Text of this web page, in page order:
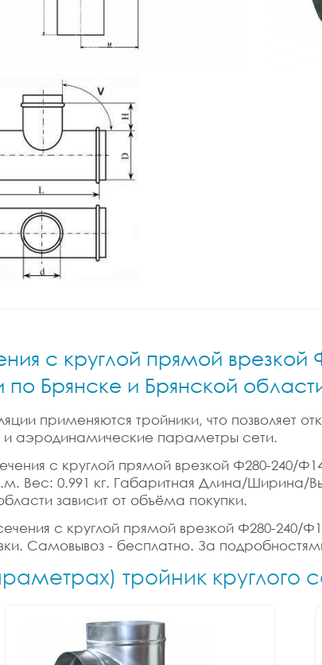
с круглой прямой
по Брянске и Брянской
применяются тройники, что позволяет
и аэродинамические параметры сети.
с круглой прямой врезкой Ф280-240/
Вес: 0.991 кг. Габаритная Длина/
зависит от объёма покупки.
с круглой прямой врезкой Ф280-240/
Самовывоз - бесплатно. За
тройник круглого